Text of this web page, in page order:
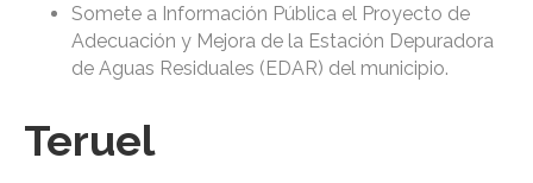
Somete a Información Pública el Proyecto de
Adecuación y Mejora de la Estación Depuradora
de Aguas Residuales (EDAR) del municipio.
Teruel